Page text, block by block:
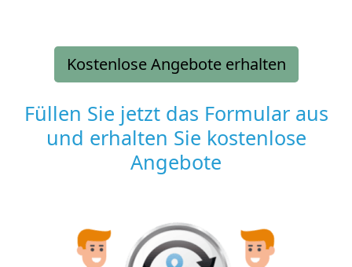
Kostenlose Angebote erhalten
Füllen Sie jetzt das Formular aus
und erhalten Sie kostenlose
Angebote